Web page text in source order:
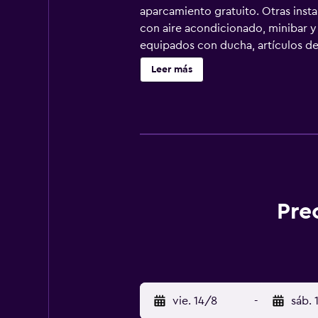
aparcamiento gratuito. Otras
con aire acondicionado, minibar
equipados con ducha, artículos
Se ofrece servicio de limpieza
piscina infantil. Se pueden
Leer más
vie. 14/8 - sáb.